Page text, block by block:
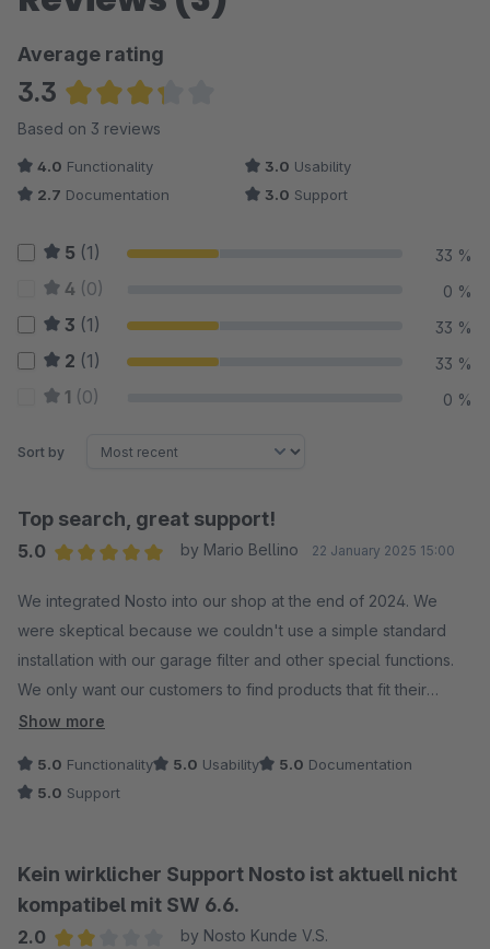
Average rating
3.3
Average rating of 3.33 out of 5 stars
Based on 3 reviews
4.0 Functionality 3.0 Usability
2.7 Documentation 3.0 Support
5 (1) 33 %
4 (0) 0 %
3 (1) 33 %
2 (1) 33 %
1 (0) 0 %
Sort by
Top search, great support!
5.0
by Mario Bellino 22 January 2025 15:00
We integrated Nosto into our shop at the end of 2024. We
were skeptical because we couldn't use a simple standard
installation with our garage filter and other special functions.
We only want our customers to find products that fit their
vehicle.
Even in the test phase, the exchange between our
developers and the Nosto team was great. All of the special
The support with the setting options, and there are plenty of
them, was and still is quick and understandable. Going live
Show more
5.0 Functionality 5.0 Usability 5.0 Documentation
5.0 Support
Kein wirklicher Support Nosto ist aktuell nicht
kompatibel mit SW 6.6.
2.0
by Nosto Kunde V.S.